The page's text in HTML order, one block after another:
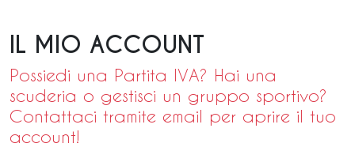
IL MIO ACCOUNT
Possiedi una Partita IVA? Hai una
scuderia o gestisci un gruppo sportivo?
Contattaci tramite email per aprire il tuo
account!